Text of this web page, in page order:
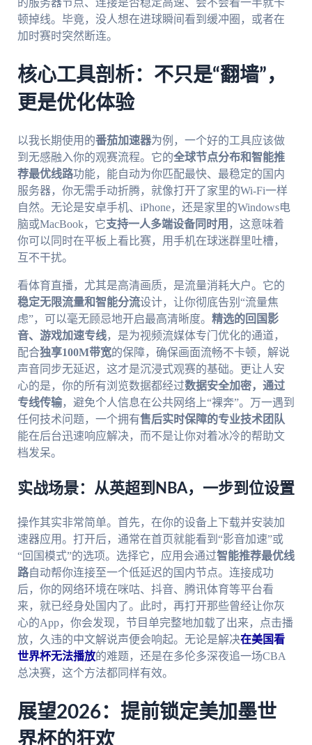
顿掉线。毕竟，没人想在进球瞬间看到缓冲圈，或者在
加时赛时突然断连。
核心工具剖析：不只是“翻墙”，
更是优化体验
以我长期使用的番茄加速器为例，一个好的工具应该做
到无感融入你的观赛流程。它的全球节点分布和智能推
荐最优线路功能，能自动为你匹配最快、最稳定的国内
服务器，你无需手动折腾，就像打开了家里的Wi-Fi一样
自然。无论是安卓手机、iPhone，还是家里的Windows电
脑或MacBook，它支持一人多端设备同时用 ，这意味着
你可以同时在平板上看比赛，用手机在球迷群里吐槽，
互不干扰。
看体育直播，尤其是高清画质，是流量消耗大户。它的
稳定无限流量和智能分流设计，让你彻底告别“流量焦
虑”，可以毫无顾忌地开启最高清晰度。 精选的回国影
音、游戏加速专线，是为视频流媒体专门优化的通道，
配合独享100M带宽的保障，确保画面流畅不卡顿，解说
声音同步无延迟，这才是沉浸式观赛的基础。更让人安
心的是，你的所有浏览数据都经过数据安全加密，通过
专线传输，避免个人信息在公共网络上“裸奔”。万一遇到
任何技术问题，一个拥有售后实时保障的专业技术团队
能在后台迅速响应解决，而不是让你对着冰冷的帮助文
档发呆。
实战场景：从英超到NBA，一步到位设置
操作其实非常简单。首先，在你的设备上下载并安装加
速器应用。打开后，通常在首页就能看到“影音加速”或
“回国模式”的选项。选择它，应用会通过智能推荐最优线
路自动帮你连接至一个低延迟的国内节点。连接成功
后，你的网络环境在咪咕、抖音、腾讯体育等平台看
来，就已经身处国内了。此时，再打开那些曾经让你灰
心的App，你会发现，节目单完整地加载了出来，点击播
放，久违的中文解说声便会响起。无论是解决在美国看
世界杯无法播放的难题，还是在多伦多深夜追一场CBA
总决赛，这个方法都同样有效。
展望2026：提前锁定美加墨世
界杯的狂欢